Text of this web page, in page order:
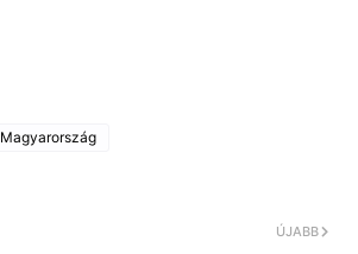
Magyarország
ÚJABB